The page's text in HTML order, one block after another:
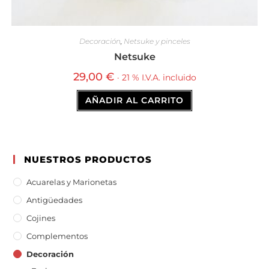
Decoración Netsuke y pinceles
Netsuke
29,00 € · 21 % I.V.A. incluido
AÑADIR AL CARRITO
NUESTROS PRODUCTOS
Acuarelas y Marionetas
Antigüedades
Cojines
Complementos
Decoración